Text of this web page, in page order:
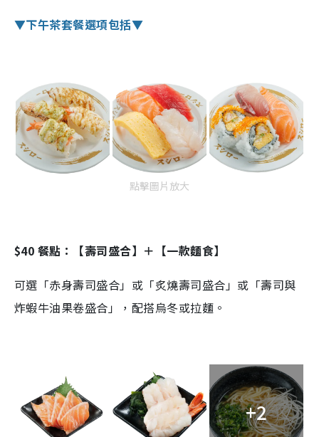
▼下午茶套餐選項包括▼
點擊圖片放大
$40 餐點：【壽司盛合】＋【一款麵食】
可選「赤身壽司盛合」或「炙燒壽司盛合」或「壽司與
炸蝦牛油果卷盛合」，配搭烏冬或拉麵。
+2